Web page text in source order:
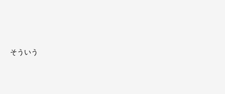
そういう